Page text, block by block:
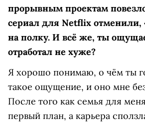
прорывным проектам
сериал для Netflix отменили,
на полку. И всё же, ты
отработал не хуже?
Я хорошо понимаю, о чём ты
такое ощущение, и оно мне
После того как семья для
первый план, а карьера